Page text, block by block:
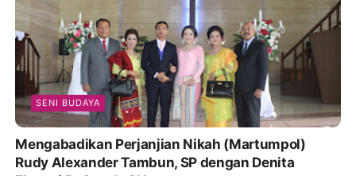
SENI BUDAYA
Mengabadikan Perjanjian Nikah (Martumpol)
Rudy Alexander Tambun, SP dengan Denita